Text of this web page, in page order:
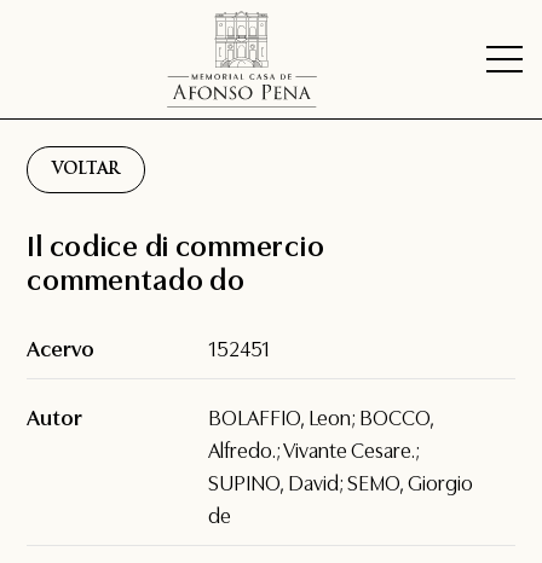
VOLTAR
Il codice di commercio
commentado do
Acervo 152451
Autor
BOLAFFIO, Leon; BOCCO,
Alfredo.; Vivante Cesare.;
SUPINO, David; SEMO, Giorgio
de